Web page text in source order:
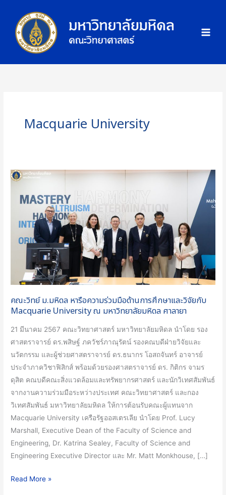
content
Macquarie University
คณะวิทย์ ม.มหิดล หารือความร่วมมือด้านการศึกษาและวิจัยกับ
Macquarie University ณ มหาวิทยาลัยมหิดล ศาลายา
21 มีนาคม 2567 คณะวิทยาศาสตร์ มหาวิทยาลัยมหิดล นำโดย รอง
ศาสตราจารย์ ดร.พสิษฐ์ ภควัชร์ภาณุรัตน์ รองคณบดีฝ่ายวิจัยและ
นวัตกรรม และผู้ช่วยศาสตราจารย์ ดร.ธนากร โอสถจันทร์ อาจารย์
ประจำภาควิชาฟิสิกส์ พร้อมด้วยรองศาสตราจารย์ ดร. กิติกร จามร
ดุสิต คณบดีคณะสิ่งแวดล้อมและทรัพยากรศาสตร์ และนักวิเทศสัมพันธ์
จากงานความร่วมมือระหว่างประเทศ คณะวิทยาศาสตร์ และกอง
วิเทศสัมพันธ์ มหาวิทยาลัยมหิดล ให้การต้อนรับคณะผู้แทนจาก
Macquarie University เครือรัฐออสเตรเลีย นำโดย Prof. Lucy
Marshall, Executive Dean of the Faculty of Science and
Engineering, Dr. Katrina Sealey, Faculty of Science and
Engineering Executive Director และ Mr. Matt Monkhouse, […]
คณะ
ม.มหิดล
ความ
ร่วม
และ
วิจัย
กับ
Macquarie
University
ณ
มหาวิทยาลัย
มหิดล
ศาลา
ยา
Read More »